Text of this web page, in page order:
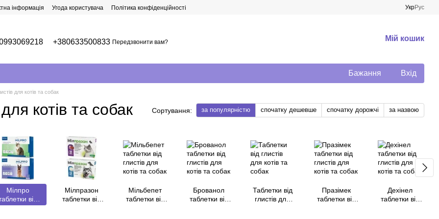
інформація Угода користувача Політика конфіденційності УкрРус
+380633500833 Передзвонити вам? Мій кошик
Бажання Вхід
для котів та собак
котів та собак Сортування: за популярністю спочатку дешевше спочатку дорожчі за назвою
Мілпро
від
глистів для
Мілпразон
таблетки від
Мільбепет
таблетки від
Брованол
таблетки від
Таблетки від
глистів для
Празімек
таблетки від
Дехінел
таблетки від